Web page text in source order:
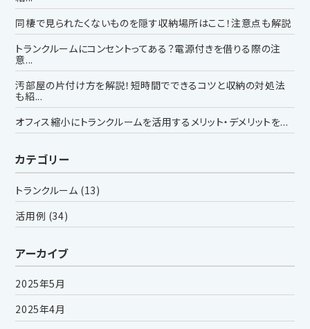
同棲で見られたくないものを隠す収納場所はここ！注意点も解説
トランクルームにコンセントってある？電源付きを借りる際の注
意...
汚部屋の片付け方を解説！短時間でできるコツと収納の対処法
も紹...
オフィス縮小にトランクルームを活用するメリット・デメリットを...
カテゴリー
トランクルーム (13)
活用例 (34)
アーカイブ
2025年5月
2025年4月